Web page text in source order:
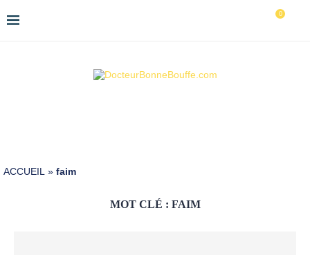
0
ACCUEIL » faim
MOT CLÉ : FAIM